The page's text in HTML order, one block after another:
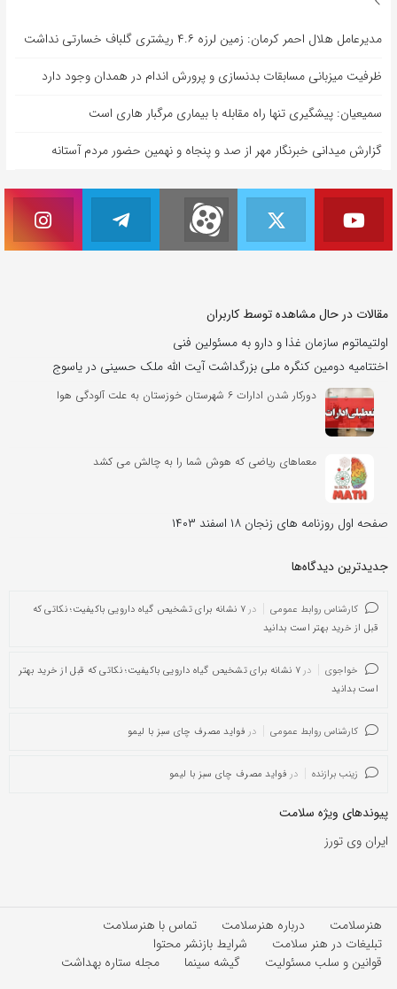
مدیرعامل هلال احمر کرمان: زمین لرزه ۴.۶ ریشتری گلباف خسارتی نداشت
ظرفیت میزبانی مسابقات بدنسازی و پرورش اندام در همدان وجود دارد
سمیعیان: پیشگیری تنها راه مقابله با بیماری مرگبار هاری است
گزارش میدانی خبرنگار مهر از صد و پنجاه و نهمین حضور مردم آستانه
مقالات در حال مشاهده توسط کاربران
اولتیماتوم سازمان غذا و دارو به مسئولین فنی
اختتامیه دومین کنگره ملی بزرگداشت آیت الله ملک حسینی در یاسوج
دورکار شدن ادارات ۶ شهرستان خوزستان به علت آلودگی هوا
معماهای ریاضی که هوش شما را به چالش می کشد
صفحه اول روزنامه های زنجان ۱۸ اسفند ۱۴۰۳
جدیدترین دیدگاه‌‌ها
کارشناس روابط عمومی در
۷ نشانه برای تشخیص گیاه دارویی باکیفیت؛ نکاتی که
قبل از خرید بهتر است بدانید
خواجوی در
۷ نشانه برای تشخیص گیاه دارویی باکیفیت؛ نکاتی که قبل از خرید بهتر
است بدانید
کارشناس روابط عمومی در فواید مصرف چای سبز با لیمو
زینب برازنده در فواید مصرف چای سبز با لیمو
پیوندهای ویژه سلامت
ایران وی تورز
هنرسلامت درباره هنرسلامت
تماس با هنرسلامت
تبلیغات در هنر سلامت
شرایط بازنشر محتوا
قوانین و سلب مسئولیت
گیشه سینما مجله ستاره بهداشت